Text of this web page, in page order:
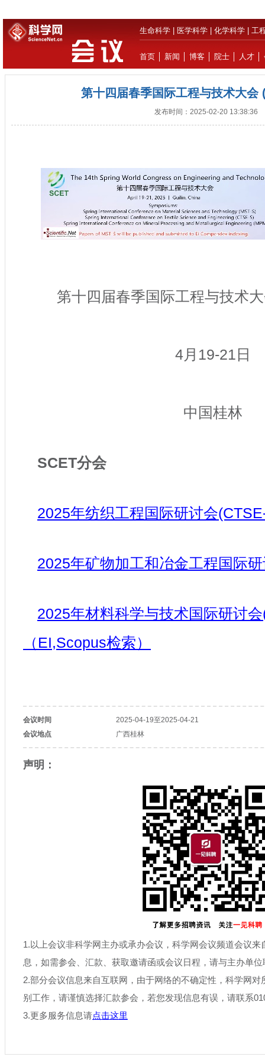
生命科学 医学科学 化学科学 工
首页 新闻 博客 院士 人才
第十四届春季国际工程与技术大会
发布时间：2025-02-20 13:38:36
第十四届春季国际工程与技术
4月19-21日
中国桂林
SCET分会
2025年纺织工程国际研讨会
2025年矿物加工和冶金工程国际
2025年材料科学与技术国际研讨
（EI,Scopus检索）
会议时间
2025-04-19至2025-04-21
会议地点
广西桂林
声明：
1.以上会议非科学网主办或承办会议，科学网会议频道会议
息，如需参会、汇款、获取邀请函或会议日程，请与主办单位
2.部分会议信息来自互联网，由于网络的不确定性，科学网
别工作，请谨慎选择汇款参会，若您发现信息有误，请联系
3.更多服务信息请点击这里